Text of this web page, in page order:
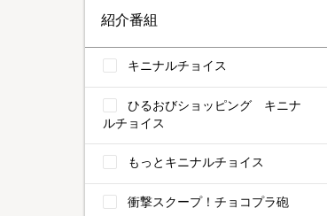
紹介番組
キニナルチョイス
ひるおびショッピング キニナ
ルチョイス
もっとキニナルチョイス
衝撃スクープ！チョコプラ砲